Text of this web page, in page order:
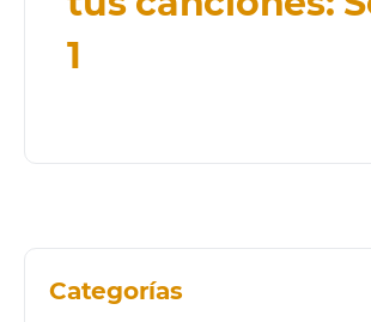
1
Categorías